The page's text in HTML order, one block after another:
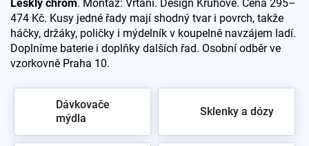
Lesklý chrom. Montáž: Vrtání. Design Kruhové. Cena 295–
474 Kč. Kusy jedné řady mají shodný tvar i povrch, takže
háčky, držáky, poličky i mýdelník v koupelně navzájem ladí.
Doplníme baterie i doplňky dalších řad. Osobní odběr ve
vzorkovně Praha 10.
Dávkovače
mýdla
Sklenky a dózy